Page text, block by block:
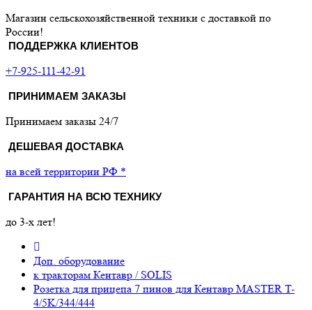
Магазин сельскохозяйственной техники с доставкой по
России!
ПОДДЕРЖКА КЛИЕНТОВ
+7-925-111-42-91
ПРИНИМАЕМ ЗАКАЗЫ
Принимаем заказы 24/7
ДЕШЕВАЯ ДОСТАВКА
на всей территории РФ *
ГАРАНТИЯ НА ВСЮ ТЕХНИКУ
до 3-х лет!
Доп. оборудование
к тракторам Кентавр / SOLIS
Розетка для прицепа 7 пинов для Кентавр MASTER T-
4/5K/344/444